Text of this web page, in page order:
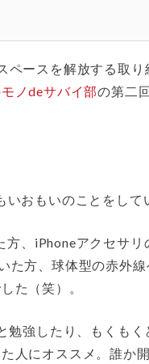
ペースを解放する取り
モノdeサバイ部の第二
おもいのことをして
、iPhoneアクセサリ
た方、球体型の赤外
た（笑）。
強したり、もくもく
人にオススメ。誰か